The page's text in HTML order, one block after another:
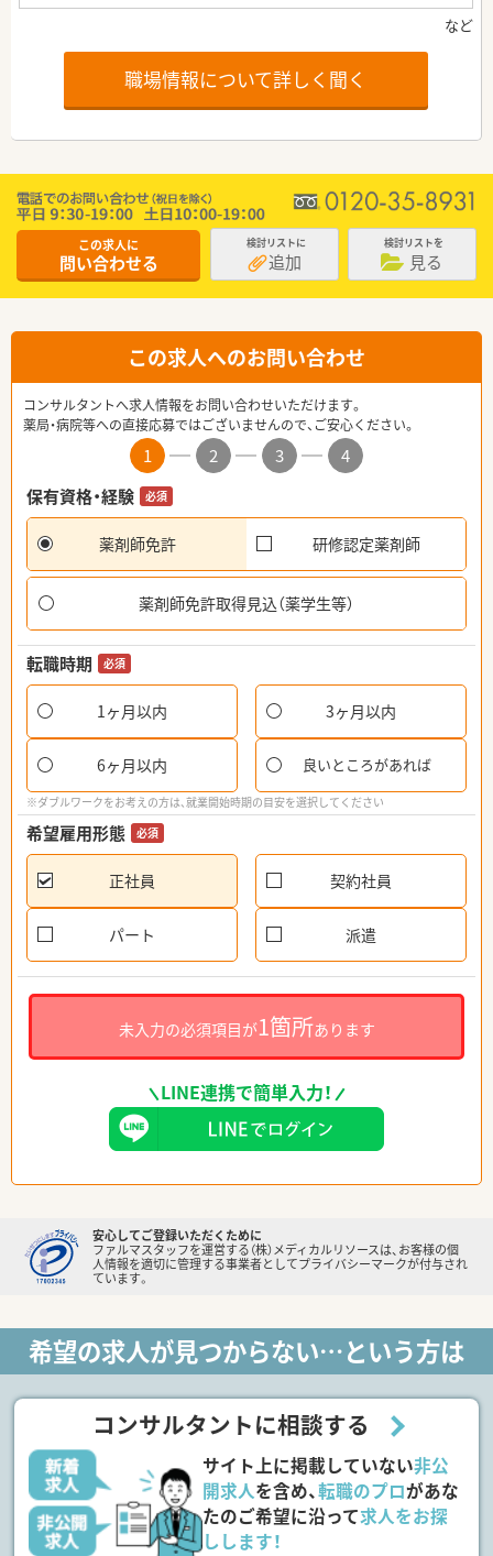
職場情報について詳しく聞く
この求人に
問い合わせる
検討リストに
追加
検討リストを
見る
この求人へのお問い合わせ
コンサルタントへ求人情報をお問い合わせいただけます。
薬局・病院等への直接応募ではございませんので、ご安心ください。
1 2 3
4
保有資格・経験
必須
薬剤師免許 研修認定薬剤師
薬剤師免許取得見込（薬学生等）
転職時期 必須
1ヶ月以内 3ヶ月以内
6ヶ月以内 良いところがあれば
※ダブルワークをお考えの方は、就業開始時期の目安を選択してください
希望雇用形態 必須
正社員 契約社員
パート 派遣
未入力の必須項目が1箇所あります
LINE連携で簡単入力！
安心してご登録いただくために
ファルマスタッフを運営する（株）メディカルリソースは、お客様の個
人情報を適切に管理する事業者としてプライバシーマークが付与され
ています。
希望の求人が見つからない…という方は
コンサルタントに相談する
サイト上に掲載していない非公
開求人を含め、転職のプロがあな
たのご希望に沿って求人をお探
しします！